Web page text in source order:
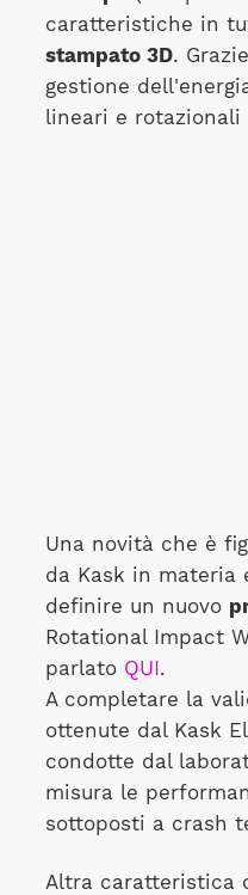
caratteristiche in
stampato 3D.
gestione
lineari e rotazionali
Una novità che è
da Kask in materia
definire un nuovo
Rotational Impact
parlato QUI .
A completare la
ottenute dal Kask
condotte dal
misura le
sottoposti a crash
Altra caratteristica